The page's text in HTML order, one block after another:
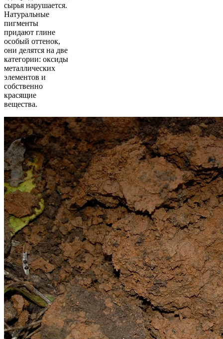
сырья нарушается.
Натуральные
пигменты
придают глине
особый оттенок,
они делятся на две
категории: оксиды
металлических
элементов и
собственно
красящие
вещества.